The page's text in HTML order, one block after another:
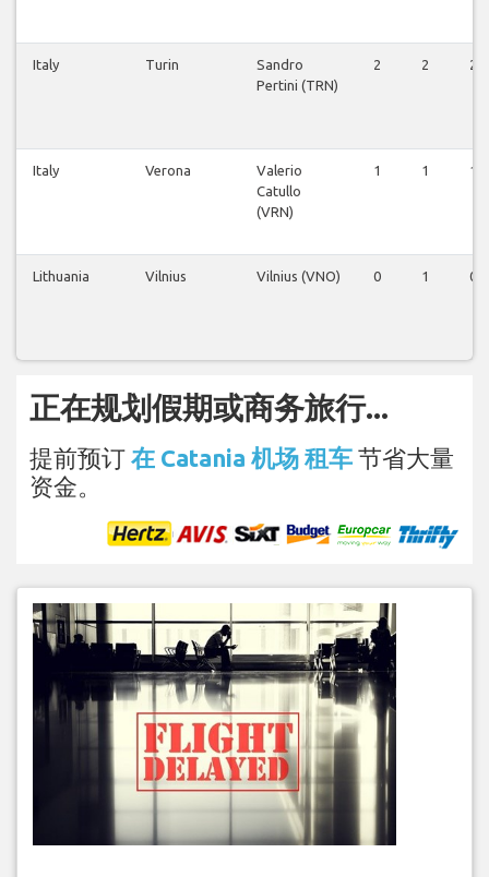
Italy Turin
Sandro
Pertini (TRN)
2 2 2
Italy Verona
Valerio
Catullo
(VRN)
1 1 1
Lithuania Vilnius Vilnius (VNO) 0 1 0
正在规划假期或商务旅行...
提前预订 在 Catania 机场 租车 节省大量
资金。